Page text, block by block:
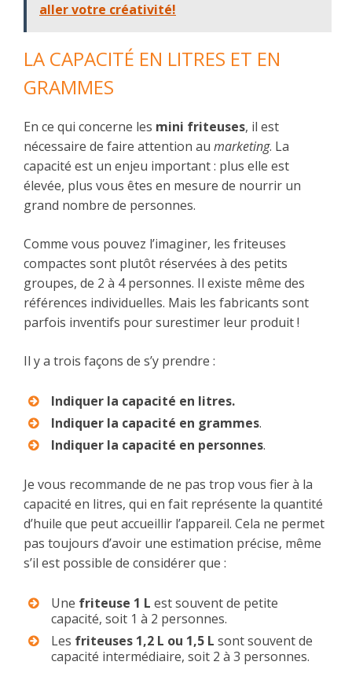
aller votre créativité!
LA CAPACITÉ EN LITRES ET EN
GRAMMES
En ce qui concerne les mini friteuses, il est
nécessaire de faire attention au marketing. La
capacité est un enjeu important : plus elle est
élevée, plus vous êtes en mesure de nourrir un
grand nombre de personnes.
Comme vous pouvez l’imaginer, les friteuses
compactes sont plutôt réservées à des petits
groupes, de 2 à 4 personnes. Il existe même des
références individuelles. Mais les fabricants sont
parfois inventifs pour surestimer leur produit !
Il y a trois façons de s’y prendre :
Indiquer la capacité en litres.
Indiquer la capacité en grammes.
Indiquer la capacité en personnes.
Je vous recommande de ne pas trop vous fier à la
capacité en litres, qui en fait représente la quantité
d’huile que peut accueillir l’appareil. Cela ne permet
pas toujours d’avoir une estimation précise, même
s’il est possible de considérer que :
Une friteuse 1 L est souvent de petite
capacité, soit 1 à 2 personnes.
Les friteuses 1,2 L ou 1,5 L sont souvent de
capacité intermédiaire, soit 2 à 3 personnes.